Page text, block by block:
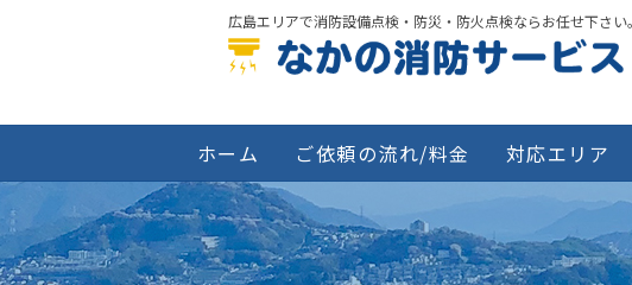
広島エリアで消防設備点検・防災・防火点検ならお任せ下さい。
ホーム ご依頼の流れ/料金 対応エリア